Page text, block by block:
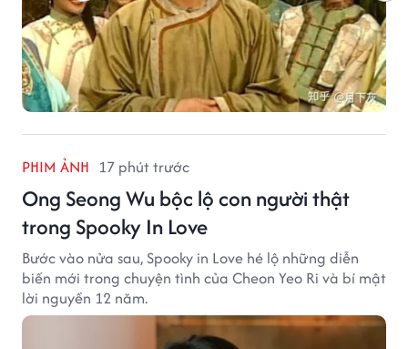
PHIM ẢNH 17 phút trước
Ong Seong Wu bộc lộ con người thật
trong Spooky In Love
Bước vào nửa sau, Spooky in Love hé lộ những diễn
biến mới trong chuyện tình của Cheon Yeo Ri và bí mật
lời nguyền 12 năm.